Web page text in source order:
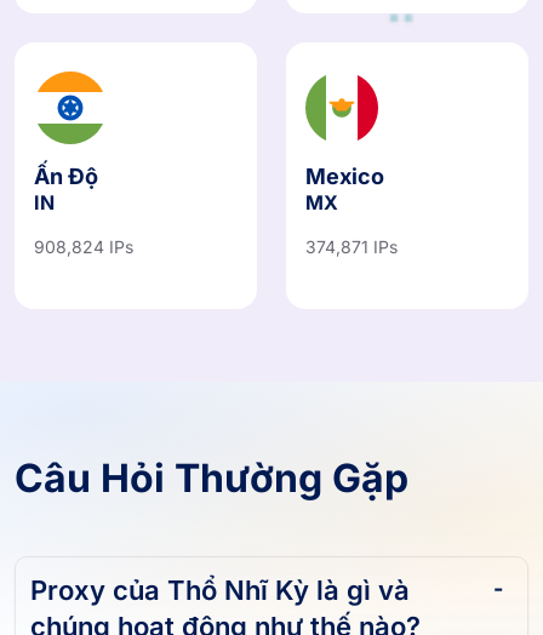
Ấn Độ
IN
908,824 IPs
Mexico
MX
374,871 IPs
Câu Hỏi Thường Gặp
Proxy của Thổ Nhĩ Kỳ là gì và
chúng hoạt động như thế nào?